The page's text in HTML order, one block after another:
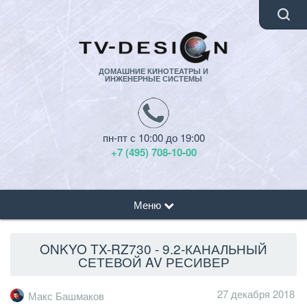
ДОМАШНИЕ КИНОТЕАТРЫ И
ИНЖЕНЕРНЫЕ СИСТЕМЫ
пн-пт с 10:00 до 19:00
+7 (495) 708-10-00
Меню
ONKYO TX-RZ730 - 9.2-КАНАЛЬНЫЙ
СЕТЕВОЙ AV РЕСИВЕР
Макс Башмаков 27 декабря 2018